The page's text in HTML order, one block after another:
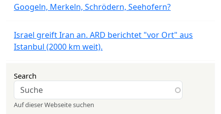
Googeln, Merkeln, Schrödern, Seehofern?
Israel greift Iran an. ARD berichtet "vor Ort" aus
Istanbul (2000 km weit).
Search
Auf dieser Webseite suchen